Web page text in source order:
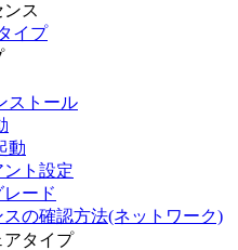
ス
イプ
ストール
動
ント設定
ード
スの確認方法(ネットワーク)
アタイプ